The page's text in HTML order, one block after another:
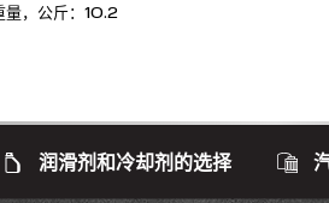
量，公斤：10.2
润滑剂和冷却剂的选择